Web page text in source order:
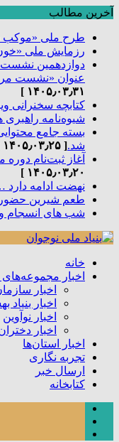
آخرین مطالب
طرح ملی «موکب
رزمایش ملی
دوازدهمین
عنوان «نشست
۱۴۰۵٫۰۳٫۳۱ ]
کتابچه سخنرانی
شیوه‌نامه راهبری
بسته جامع
شد.[ ۱۴۰۵٫۰۳٫۲۵ ]
آغاز ثبت‌نام
۱۴۰۵٫۰۳٫۲۰ ]
نهضت ادامه دارد
طعم شیرین حضور
شب های انسجام
خانه
اخبار مجموعه‌های
اخبار
اخبار بنیاد
اخبار نوآوین
اخبار
اخبار استان‌ها
تجربه نگاری
ارسال خبر
کتابخانه